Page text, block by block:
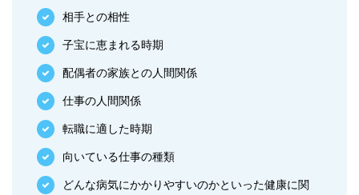
相手との相性
子宝に恵まれる時期
配偶者の家族との人間関係
仕事の人間関係
転職に適した時期
向いている仕事の種類
どんな病気にかかりやすいのかといった健康に関